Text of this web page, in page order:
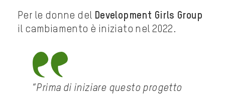
Per le donne del Development Girls Group
il cambiamento è iniziato nel 2022.
“Prima di iniziare questo progetto